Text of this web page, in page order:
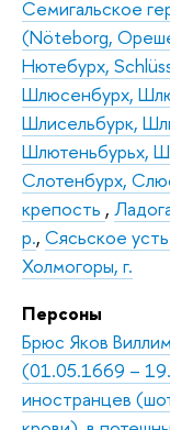
Семигальское
(Nöteborg,
Нютебурх,
Шлюсенбурх,
Шлисельбурк,
Шлютеньбурьх,
Слотенбурх,
крепость ,
р., Сясьское
Холмогоры, г.
Персоны
Брюс Яков
(01.05.1669 –
иностранцев